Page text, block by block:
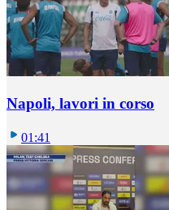
Napoli, lavori in corso
01:41